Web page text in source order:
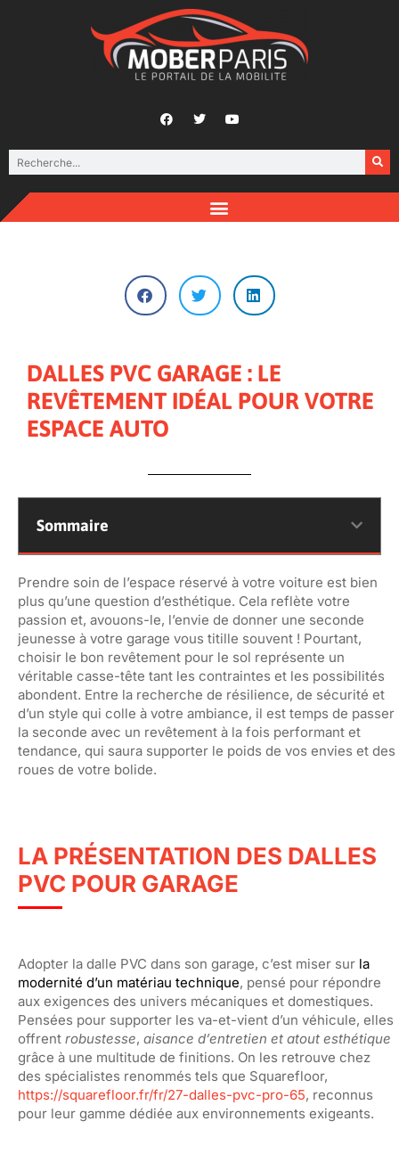
DALLES PVC GARAGE : LE
REVÊTEMENT IDÉAL POUR VOTRE
ESPACE AUTO
Sommaire
Prendre soin de l’espace réservé à votre voiture est bien
plus qu’une question d’esthétique. Cela reflète votre
passion et, avouons-le, l’envie de donner une seconde
jeunesse à votre garage vous titille souvent ! Pourtant,
choisir le bon revêtement pour le sol représente un
véritable casse-tête tant les contraintes et les possibilités
abondent. Entre la recherche de résilience, de sécurité et
d’un style qui colle à votre ambiance, il est temps de passer
la seconde avec un revêtement à la fois performant et
tendance, qui saura supporter le poids de vos envies et des
roues de votre bolide.
LA PRÉSENTATION DES DALLES
PVC POUR GARAGE
Adopter la dalle PVC dans son garage, c’est miser sur la
modernité d’un matériau technique, pensé pour répondre
aux exigences des univers mécaniques et domestiques.
Pensées pour supporter les va-et-vient d’un véhicule, elles
offrent robustesse, aisance d’entretien et atout esthétique
grâce à une multitude de finitions. On les retrouve chez
des spécialistes renommés tels que Squarefloor,
https://squarefloor.fr/fr/27-dalles-pvc-pro-65, reconnus
pour leur gamme dédiée aux environnements exigeants.